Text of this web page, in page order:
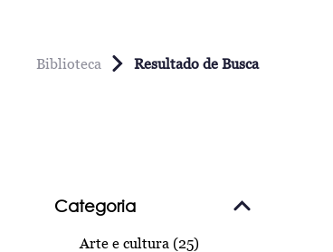
Biblioteca Resultado de Busca
Categoria
Arte e cultura (25)